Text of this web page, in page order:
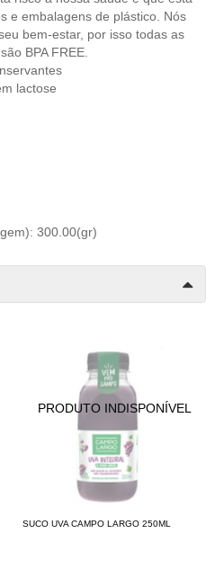
e embalagens de plástico. Nós
bem-estar, por isso todas as
BPA FREE.
lactose
300.00(gr)
SUCO UVA CAMPO LARGO 250ML